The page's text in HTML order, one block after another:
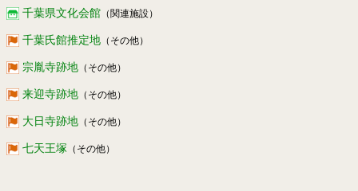
千葉県文化会館 （関連施設）
千葉氏館推定地 （その他）
宗胤寺跡地 （その他）
来迎寺跡地 （その他）
大日寺跡地 （その他）
七天王塚 （その他）